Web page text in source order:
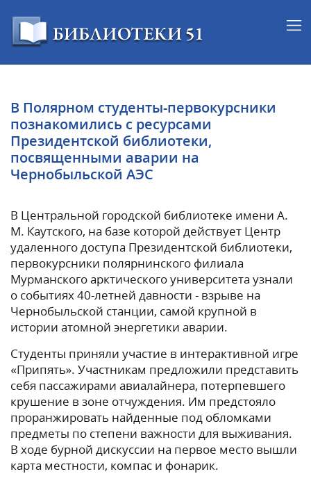
В Полярном студенты-первокурсники
познакомились с ресурсами
Президентской библиотеки,
посвященными аварии на
Чернобыльской АЭС
В Центральной городской библиотеке имени А.
М. Каутского, на базе которой действует Центр
удаленного доступа Президентской библиотеки,
первокурсники полярнинского филиала
Мурманского арктического университета узнали
о событиях 40-летней давности - взрыве на
Чернобыльской станции, самой крупной в
истории атомной энергетики аварии.
Студенты приняли участие в интерактивной игре
«Припять». Участникам предложили представить
себя пассажирами авиалайнера, потерпевшего
крушение в зоне отчуждения. Им предстояло
проранжировать найденные под обломками
предметы по степени важности для выживания.
В ходе бурной дискуссии на первое место вышли
карта местности, компас и фонарик.